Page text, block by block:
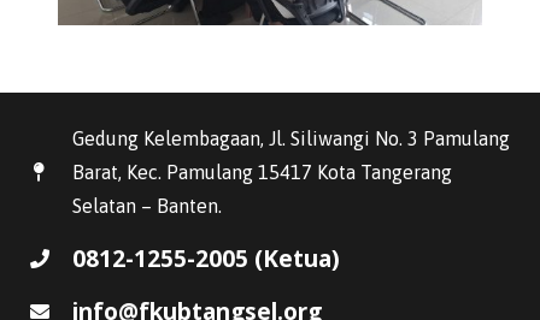
Gedung Kelembagaan, Jl. Siliwangi No. 3 Pamulang
Barat, Kec. Pamulang 15417 Kota Tangerang
Selatan – Banten.
0812-1255-2005 (Ketua)
info@fkubtangsel.org